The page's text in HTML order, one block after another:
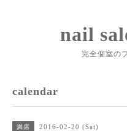
nail
完全個室の
calendar
満席 2016-02-20 (Sat)